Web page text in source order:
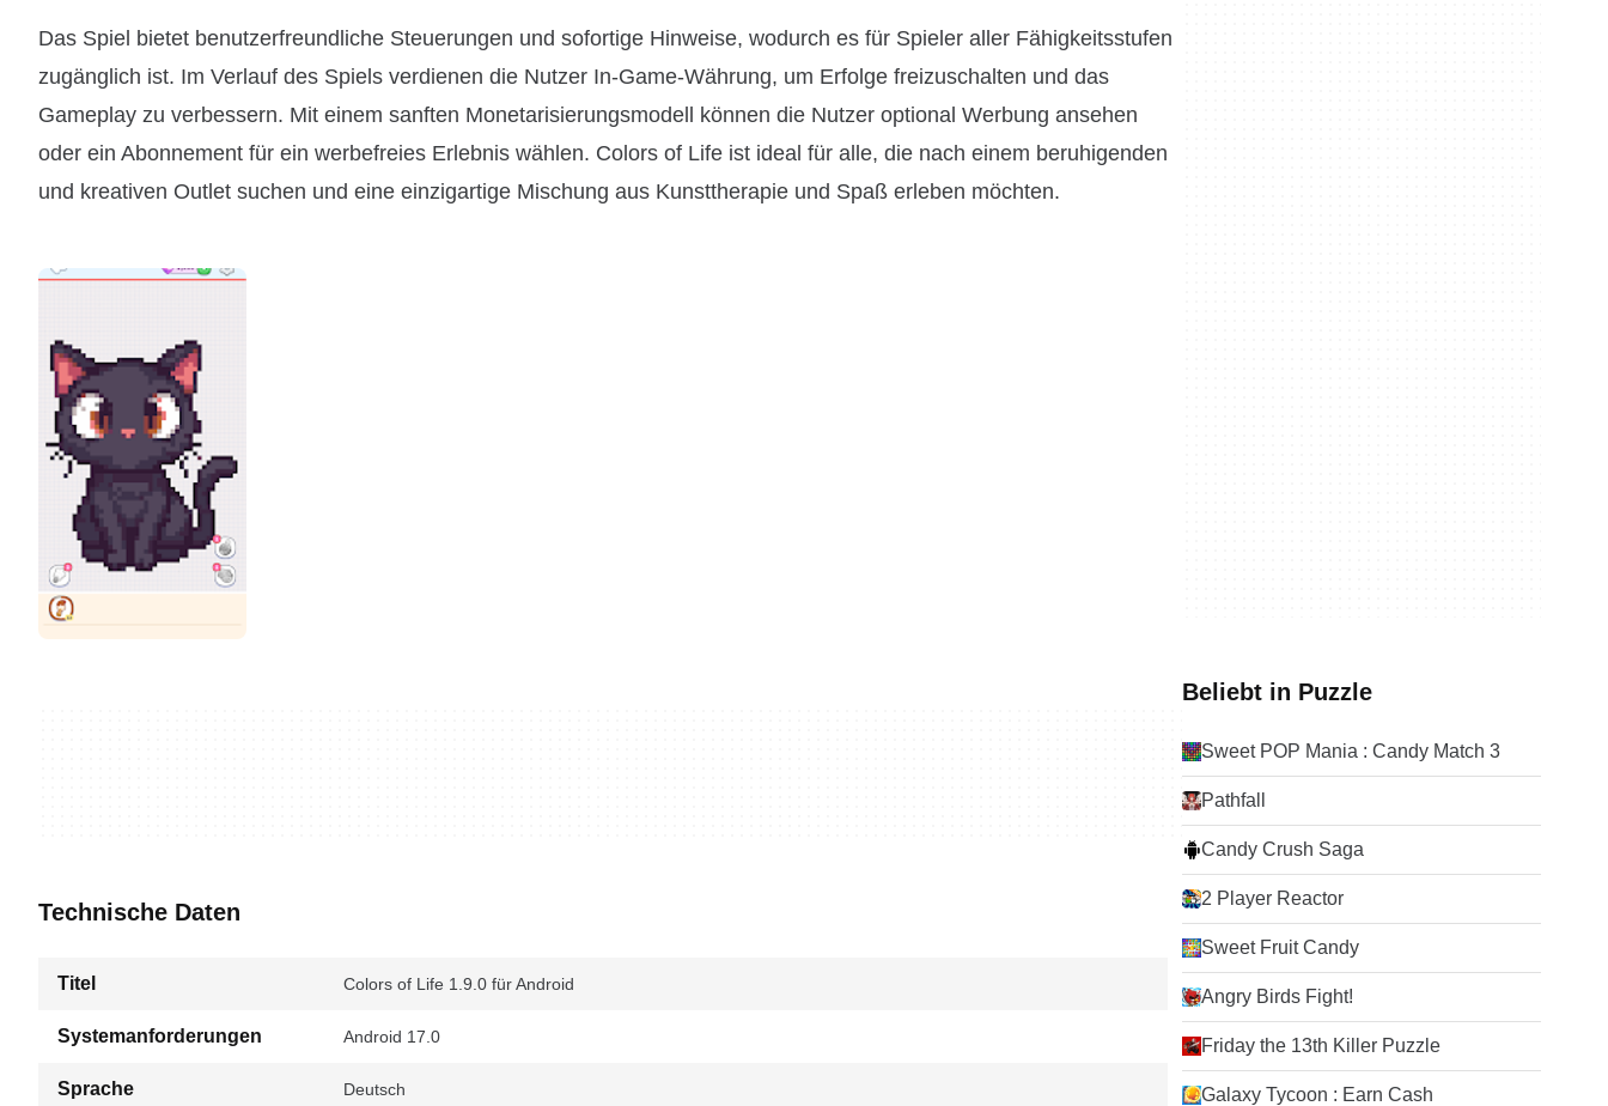
Das Spiel bietet benutzerfreundliche Steuerungen und sofortige Hinweise, wodurch es für Spieler aller Fähigkeitsstufen
zugänglich ist. Im Verlauf des Spiels verdienen die Nutzer In-Game-Währung, um Erfolge freizuschalten und das
Gameplay zu verbessern. Mit einem sanften Monetarisierungsmodell können die Nutzer optional Werbung ansehen
oder ein Abonnement für ein werbefreies Erlebnis wählen. Colors of Life ist ideal für alle, die nach einem beruhigenden
und kreativen Outlet suchen und eine einzigartige Mischung aus Kunsttherapie und Spaß erleben möchten.
Technische Daten
Titel Colors of Life 1.9.0 für Android
Systemanforderungen Android 17.0
Sprache Deutsch
Beliebt in Puzzle
Sweet POP Mania : Candy Match 3
Pathfall
Candy Crush Saga
2 Player Reactor
Sweet Fruit Candy
Angry Birds Fight!
Friday the 13th Killer Puzzle
Galaxy Tycoon : Earn Cash